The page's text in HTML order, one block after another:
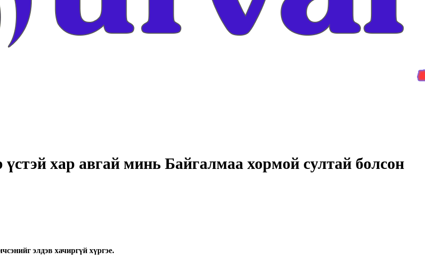
хар авгай минь Байгалмаа хормой султай болсон
элдэв хачиргүй хүргэе.